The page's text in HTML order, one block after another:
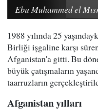
Ebu Muhammed el
1988 yılında 25
Birliği işgaline karşı
Afganistan'a gitti. Bu
büyük çatışmaların
taarruzların
Afganistan yılları